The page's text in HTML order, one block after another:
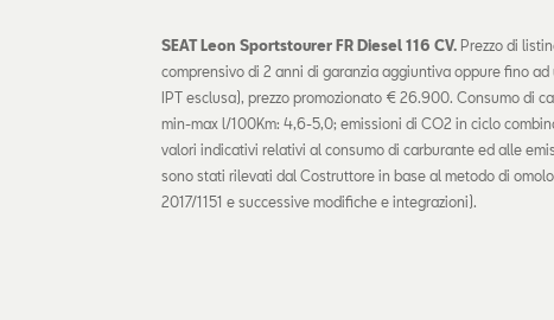
SEAT Leon Sportstourer FR Diesel 116 CV. Prezzo di
comprensivo di 2 anni di garanzia aggiuntiva oppure fino
IPT esclusa), prezzo promozionato € 26.900. Consumo di
min-max l/100Km: 4,6-5,0; emissioni di CO2 in ciclo
valori indicativi relativi al consumo di carburante ed alle
sono stati rilevati dal Costruttore in base al metodo di
2017/1151 e successive modifiche e integrazioni).